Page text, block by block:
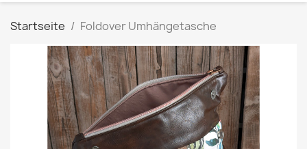
Startseite Foldover Umhängetasche